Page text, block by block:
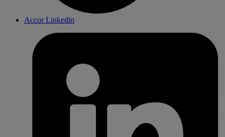
Accor Linkedin